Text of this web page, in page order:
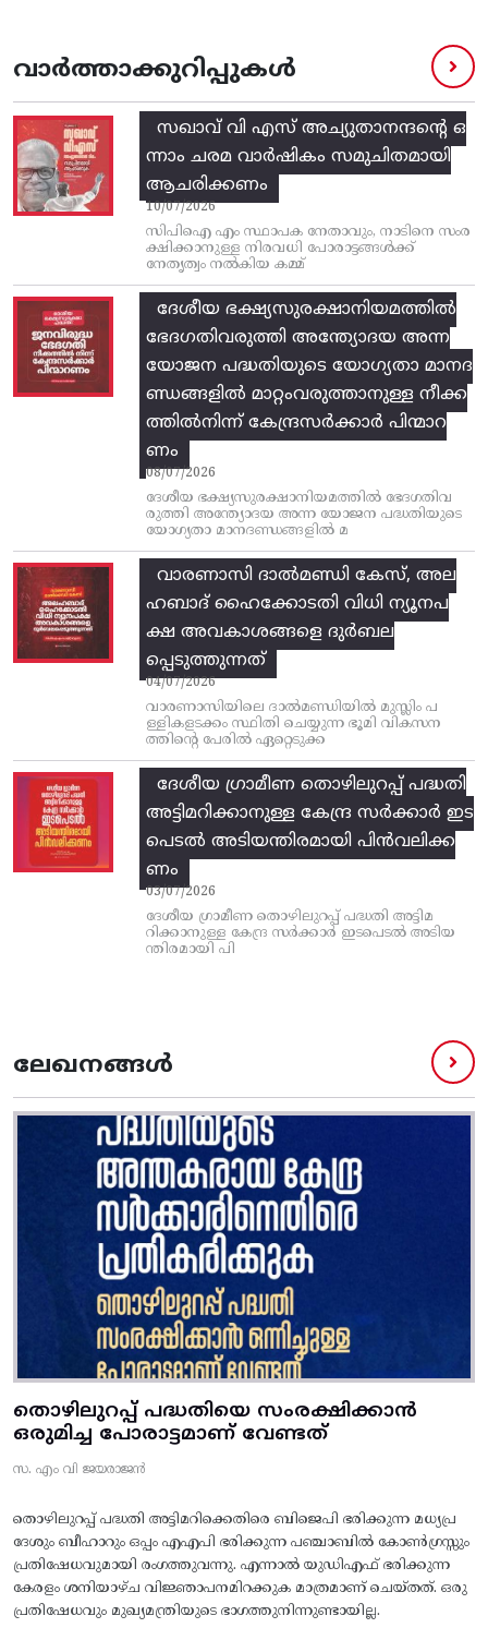
വാർത്താക്കുറിപ്പുകൾ
സഖാവ് വി എസ്‌ അച്യുതാനന്ദന്റെ ഒ
ന്നാം ചരമ വാര്‍ഷികം സമുചിതമായി
ആചരിക്കണം
10/07/2026
സിപിഐ എം സ്ഥാപക നേതാവും, നാടിനെ സംര
ക്ഷിക്കാനുള്ള നിരവധി പോരാട്ടങ്ങള്‍ക്ക്‌
നേതൃത്വം നല്‍കിയ കമ്മ്
ദേശീയ ഭക്ഷ്യസുരക്ഷാനിയമത്തിൽ
ഭേദഗതിവരുത്തി അന്ത്യോദയ അന്ന
യോജന പദ്ധതിയുടെ യോഗ്യതാ മാനദ
ണ്ഡങ്ങളിൽ മാറ്റംവരുത്താനുള്ള നീക്ക
ത്തിൽനിന്ന്‌ കേന്ദ്രസർക്കാർ പിന്മാറ
ണം
08/07/2026
ദേശീയ ഭക്ഷ്യസുരക്ഷാനിയമത്തിൽ ഭേദഗതിവ
രുത്തി അന്ത്യോദയ അന്ന യോജന പദ്ധതിയുടെ
യോഗ്യതാ മാനദണ്ഡങ്ങളിൽ മ
വാരണാസി ദാൽമണ്ഡി കേസ്, അല
ഹബാദ് ഹൈക്കോടതി വിധി ന്യൂനപ
ക്ഷ അവകാശങ്ങളെ ദുർബല
പ്പെടുത്തുന്നത്
04/07/2026
വാരണാസിയിലെ ദാൽമണ്ഡിയിൽ മുസ്ലിം പ
ള്ളികളടക്കം സ്ഥിതി ചെയ്യുന്ന ഭൂമി വികസന
ത്തിന്റെ പേരിൽ ഏറ്റെടുക്ക
ദേശീയ ഗ്രാമീണ തൊഴിലുറപ്പ്‌ പദ്ധതി
അട്ടിമറിക്കാനുള്ള കേന്ദ്ര സര്‍ക്കാര്‍ ഇട
പെടല്‍ അടിയന്തിരമായി പിന്‍വലിക്ക
ണം
03/07/2026
ദേശീയ ഗ്രാമീണ തൊഴിലുറപ്പ്‌ പദ്ധതി അട്ടിമ
റിക്കാനുള്ള കേന്ദ്ര സര്‍ക്കാര്‍ ഇടപെടല്‍ അടിയ
ന്തിരമായി പി
ലേഖനങ്ങൾ
തൊഴിലുറപ്പ് പദ്ധതിയെ സംരക്ഷിക്കാൻ
ഒരുമിച്ച പോരാട്ടമാണ് വേണ്ടത്
സ. എം വി ജയരാജൻ
തൊഴിലുറപ്പ് പദ്ധതി അട്ടിമറിക്കെതിരെ ബിജെപി ഭരിക്കുന്ന മധ്യപ്ര
ദേശും ബീഹാറും ഒപ്പം എഎപി ഭരിക്കുന്ന പഞ്ചാബിൽ കോൺഗ്രസ്സും
പ്രതിഷേധവുമായി രംഗത്തുവന്നു. എന്നാൽ യുഡിഎഫ് ഭരിക്കുന്ന
കേരളം ശനിയാഴ്ച വിജ്ഞാപനമിറക്കുക മാത്രമാണ് ചെയ്തത്. ഒരു
പ്രതിഷേധവും മുഖ്യമന്ത്രിയുടെ ഭാഗത്തുനിന്നുണ്ടായില്ല.